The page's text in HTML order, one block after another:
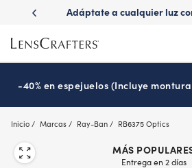
main
content
luz con las lentes
¿Es hora de tu
-40% en espejuelos (Incluye
Inicio Marcas Ray-Ban RB6375 Optics
MÁS
Entrega en 2 días